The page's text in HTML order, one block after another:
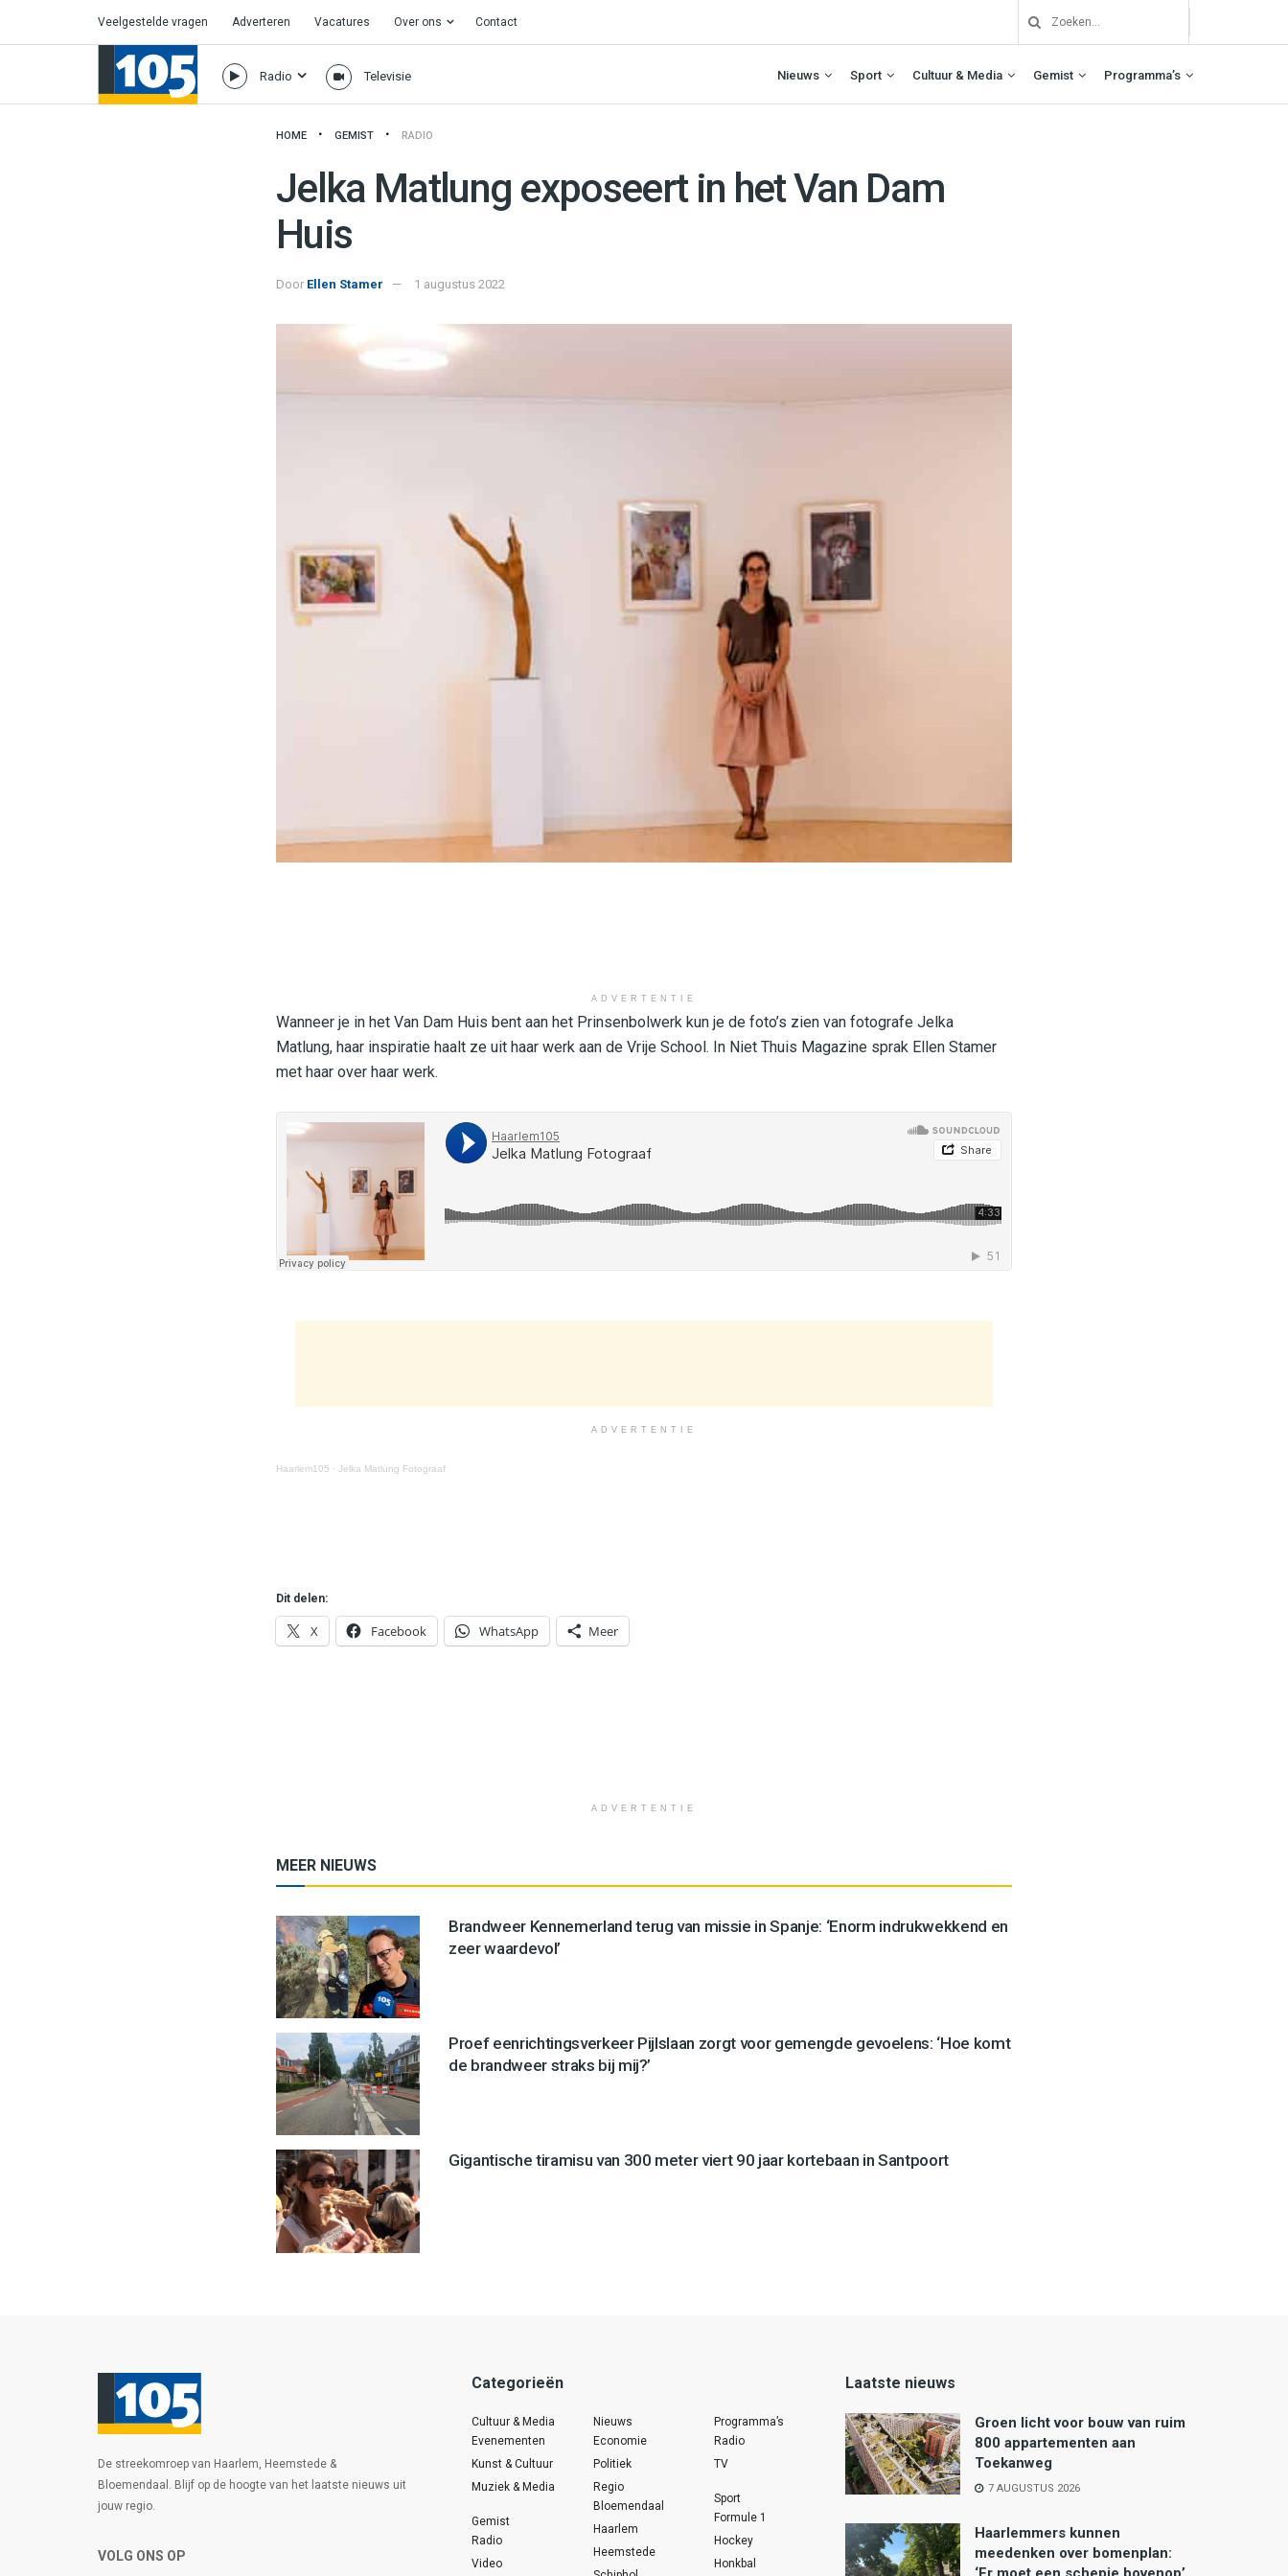
Veelgestelde vragen Adverteren Vacatures Over ons Contact
Radio Televisie Nieuws Sport Cultuur & Media Gemist Programma’s
HOME GEMIST RADIO
Jelka Matlung exposeert in het Van Dam
Huis
Door Ellen Stamer 1 augustus 2022
ADVERTENTIE
Wanneer je in het Van Dam Huis bent aan het Prinsenbolwerk kun je de foto’s zien van fotografe Jelka
Matlung, haar inspiratie haalt ze uit haar werk aan de Vrije School. In Niet Thuis Magazine sprak Ellen Stamer
met haar over haar werk.
ADVERTENTIE
Haarlem105 · Jelka Matlung Fotograaf
Dit delen:
X Facebook WhatsApp Meer
ADVERTENTIE
MEER NIEUWS
Brandweer Kennemerland terug van missie in Spanje: ‘Enorm indrukwekkend en
zeer waardevol’
Proef eenrichtingsverkeer Pijlslaan zorgt voor gemengde gevoelens: ‘Hoe komt
de brandweer straks bij mij?’
Gigantische tiramisu van 300 meter viert 90 jaar kortebaan in Santpoort
De streekomroep van Haarlem, Heemstede &
Bloemendaal. Blijf op de hoogte van het laatste nieuws uit
jouw regio.
VOLG ONS OP
Categorieën
Cultuur & Media
Evenementen
Kunst & Cultuur
Muziek & Media
Gemist
Radio
Video
Nieuws
Economie
Politiek
Regio
Bloemendaal
Haarlem
Heemstede
Programma’s
Radio
TV
Sport
Formule 1
Hockey
Honkbal
Laatste nieuws
Groen licht voor bouw van ruim
800 appartementen aan
Toekanweg
7 AUGUSTUS 2026
Haarlemmers kunnen
meedenken over bomenplan: